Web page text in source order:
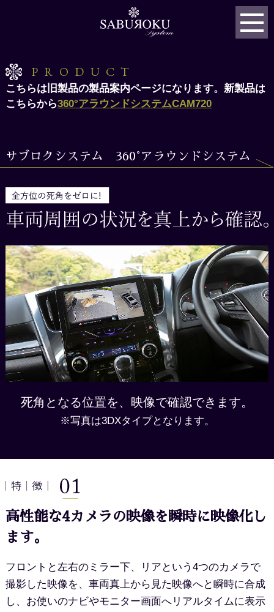
PRODUCT
こちらは旧製品の製品案内ページになります。新製品は
こちらから360°アラウンドシステムCAM720
サブロクシステム 360°アラウンドシステム
死角となる位置を、映像で確認できます。
※写真は3DXタイプとなります。
高性能な4カメラの映像を瞬時に映像化し
ます。
フロントと左右のミラー下、リアという4つのカメラで
撮影した映像を、車両真上から見た映像へと瞬時に合成
し、お使いのナビやモニター画面へリアルタイムに表示